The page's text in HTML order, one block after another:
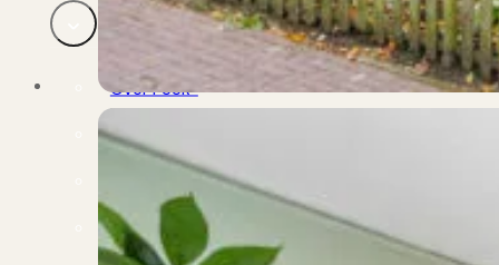
Over PUUR*
Wie zijn wij?
Ons team
Leer ons beter kennen..
Werken bij PUUR*
Kom jij ons team versterken?
Onze vestigingen
De kracht van 6 vestigingen!